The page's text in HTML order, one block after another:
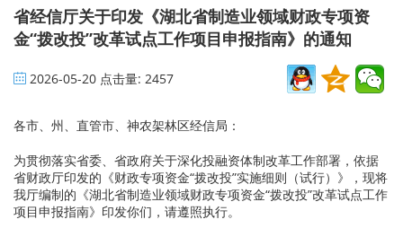
省经信厅关于印发《湖北省制造业领域财政专项资
金“拨改投”改革试点工作项目申报指南》的通知
2026-05-20 点击量: 2457
各市、州、直管市、神农架林区经信局：
为贯彻落实省委、省政府关于深化投融资体制改革工作部署，依据
省财政厅印发的《财政专项资金“拨改投”实施细则（试行）》，现将
我厅编制的《湖北省制造业领域财政专项资金“拨改投”改革试点工作
项目申报指南》印发你们，请遵照执行。